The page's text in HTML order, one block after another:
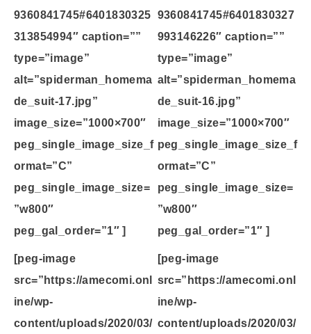
9360841745#6401830325
313854994″ caption=””
type=”image”
alt=”spiderman_homema
de_suit-17.jpg”
image_size=”1000×700″
peg_single_image_size_f
ormat=”C”
peg_single_image_size=
”w800″
peg_gal_order=”1″ ]
9360841745#6401830327
993146226″ caption=””
type=”image”
alt=”spiderman_homema
de_suit-16.jpg”
image_size=”1000×700″
peg_single_image_size_f
ormat=”C”
peg_single_image_size=
”w800″
peg_gal_order=”1″ ]
[peg-image
src=”https://amecomi.onl
ine/wp-
content/uploads/2020/03/
[peg-image
src=”https://amecomi.onl
ine/wp-
content/uploads/2020/03/